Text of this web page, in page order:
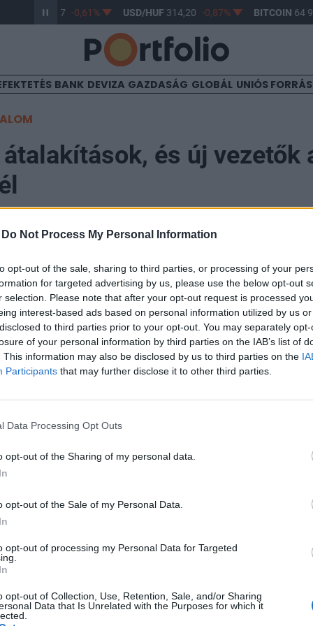
Do Not Process My Personal Information
opt-out of the sale, sharing to third parties, or processing of your
for targeted advertising by us, please use the below opt-out
selection. Please note that after your opt-out request is processed
interest-based ads based on personal information utilized by us
to third parties prior to your opt-out. You may separately
of your personal information by third parties on the IAB’s list of
This information may also be disclosed by us to third parties on the
Participants that may further disclose it to other third parties.
Data Processing Opt Outs
opt-out of the Sharing of my personal data.
opt-out of the Sale of my Personal Data.
opt-out of processing my Personal Data for Targeted
opt-out of Collection, Use, Retention, Sale, and/or Sharing
Data that Is Unrelated with the Purposes for which it
363,17 -0,61% USD/HUF314,20 -0,87% BITCOIN64
BANK DEVIZA GAZDASÁG GLOBÁL UNIÓS
és új vezetők
átalakulásról döntött Szekeres Viktor, a Gloster
1-i hatállyal a társaság ugyanis az eddigi 5 helyett
cloud, nemzetközi szoftverfejlesztés) üzletággal
a lépéssel közös irányítás alá kerülnek a Gloster
javítva hatékony működésüket - áll a BÉT
Day 2026Október 21-én jön a Portfolio Investment Day 2026,
évek nyertesei, mire számíthatunk a részvény-, kötvény-
portfolio.hu hírarchívumához tartozik, melynek olvasása
tartalmazza:
elmúlt 2 év napon belüli